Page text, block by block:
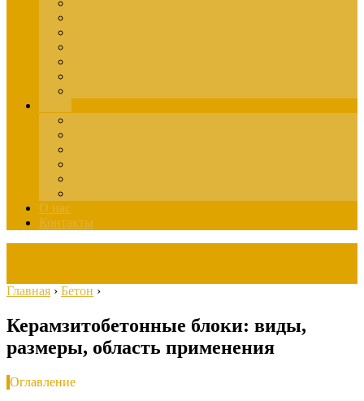
О нас
Контакты
Главная › Бетон ›
Керамзитобетонные блоки: виды,
размеры, область применения
Оглавление